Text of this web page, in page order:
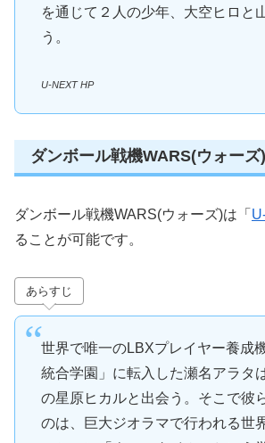
を通じて２人の少年、大空ヒロと
う。
U-NEXT HP
ダンボール戦機WARS(ウォーズ)
ダンボール戦機WARS(ウォーズ)は「
ることが可能です。
あらすじ
世界で唯一のLBXプレイヤー養成
統合学園」に転入した瀬名アラタ
の星原ヒカルと出会う。そこで彼
のは、巨大ジオラマで行われる世